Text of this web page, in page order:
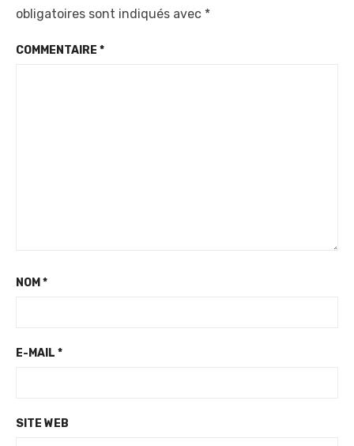
obligatoires sont indiqués avec *
COMMENTAIRE *
NOM *
E-MAIL *
SITE WEB